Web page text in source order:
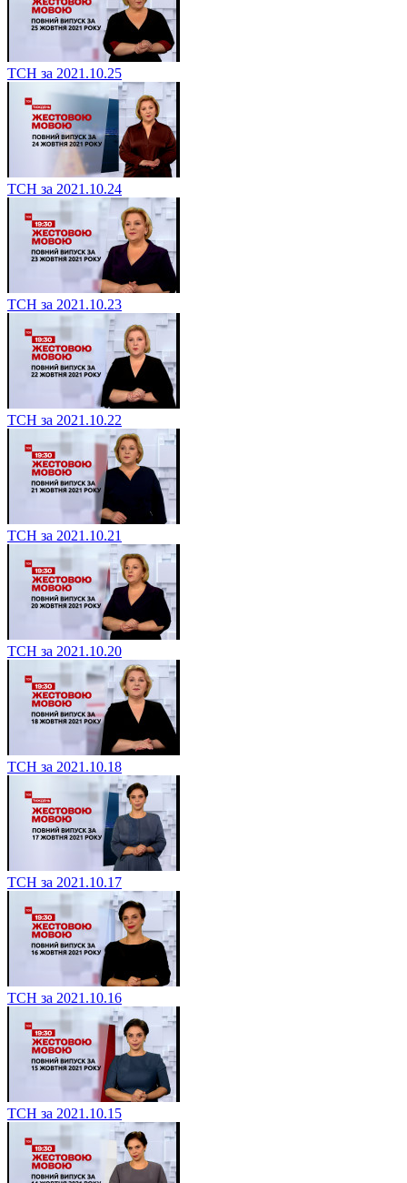
ТСН за 2021.10.25
ТСН за 2021.10.24
ТСН за 2021.10.23
ТСН за 2021.10.22
ТСН за 2021.10.21
ТСН за 2021.10.20
ТСН за 2021.10.18
ТСН за 2021.10.17
ТСН за 2021.10.16
ТСН за 2021.10.15